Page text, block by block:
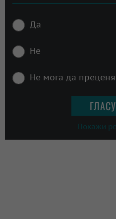
Да
Не
Не мога да преценя
Покажи